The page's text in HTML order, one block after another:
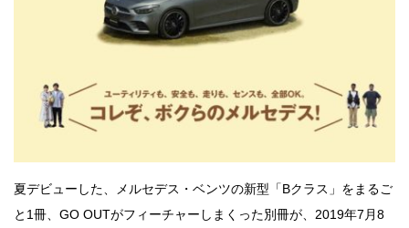
夏デビューした、メルセデス・ベンツの新型「Bクラス」をまるご
と1冊、GO OUTがフィーチャーしまくった別冊が、2019年7月8